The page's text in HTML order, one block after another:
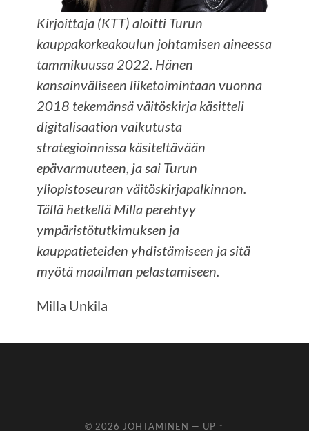
Kirjoittaja (KTT) aloitti Turun
kauppakorkeakoulun johtamisen aineessa
tammikuussa 2022. Hänen
kansainväliseen liiketoimintaan vuonna
2018 tekemänsä väitöskirja käsitteli
digitalisaation vaikutusta
strategioinnissa käsiteltävään
epävarmuuteen, ja sai Turun
yliopistoseuran väitöskirjapalkinnon.
Tällä hetkellä Milla perehtyy
ympäristötutkimuksen ja
kauppatieteiden yhdistämiseen ja sitä
myötä maailman pelastamiseen.
Milla Unkila
© 2026 JOHTAMINEN — UP ↑